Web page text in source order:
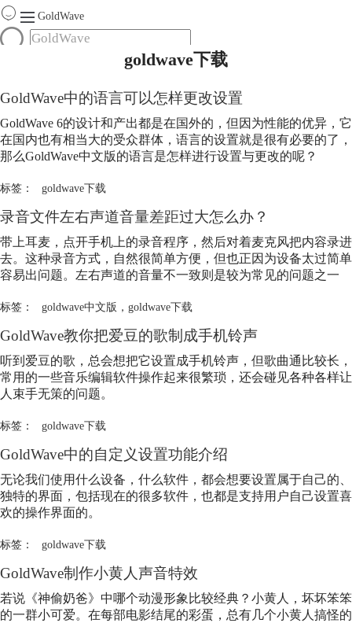
GoldWave
服务
下载
goldwave下载
GoldWave中的语言可以怎样更改设置
GoldWave 6的设计和产出都是在国外的，但因为性能的优异，它
在国内也有相当大的受众群体，语言的设置就是很有必要的了，
那么GoldWave中文版的语言是怎样进行设置与更改的呢？
标签： goldwave下载
录音文件左右声道音量差距过大怎么办？
带上耳麦，点开手机上的录音程序，然后对着麦克风把内容录进
去。这种录音方式，自然很简单方便，但也正因为设备太过简单
容易出问题。左右声道的音量不一致则是较为常见的问题之一
标签： goldwave中文版 ， goldwave下载
GoldWave教你把爱豆的歌制成手机铃声
听到爱豆的歌，总会想把它设置成手机铃声，但歌曲通比较长，
常用的一些音乐编辑软件操作起来很繁琐，还会碰见各种各样让
人束手无策的问题。
标签： goldwave下载
GoldWave中的自定义设置功能介绍
无论我们使用什么设备，什么软件，都会想要设置属于自己的、
独特的界面，包括现在的很多软件，也都是支持用户自己设置喜
欢的操作界面的。
标签： goldwave下载
GoldWave制作小黄人声音特效
若说《神偷奶爸》中哪个动漫形象比较经典？小黄人，坏坏笨笨
的一群小可爱。在每部电影结尾的彩蛋，总有几个小黄人搞怪的